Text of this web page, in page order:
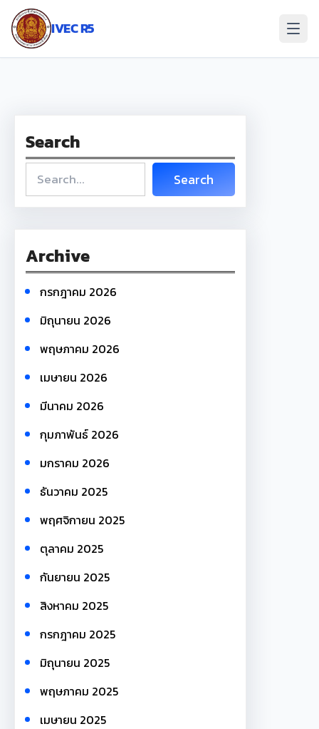
ข้าม
IVEC R5
Search
e
a
c
h
Search
Archive
กรกฎาคม 2026
มิถุนายน 2026
พฤษภาคม 2026
เมษายน 2026
มีนาคม 2026
กุมภาพันธ์ 2026
มกราคม 2026
ธันวาคม 2025
พฤศจิกายน 2025
ตุลาคม 2025
กันยายน 2025
สิงหาคม 2025
กรกฎาคม 2025
มิถุนายน 2025
พฤษภาคม 2025
เมษายน 2025